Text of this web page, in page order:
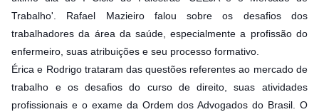
Trabalho'. Rafael Mazieiro falou sobre os desafios dos
trabalhadores da área da saúde, especialmente a profissão do
enfermeiro, suas atribuições e seu processo formativo.
Érica e Rodrigo trataram das questões referentes ao mercado de
trabalho e os desafios do curso de direito, suas atividades
profissionais e o exame da Ordem dos Advogados do Brasil. O